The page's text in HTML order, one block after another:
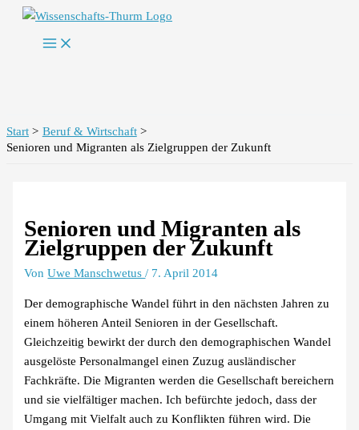
Zum
Start
Beruf & Wirtschaft
Senioren und Migranten als Zielgruppen der Zukunft
Senioren und Migranten als
Zielgruppen der Zukunft
VonUwe Manschwetus/ 7. April 2014
Der demographische Wandel führt in den nächsten Jahren zu
einem höheren Anteil Senioren in der Gesellschaft.
Gleichzeitig bewirkt der durch den demographischen Wandel
ausgelöste Personalmangel einen Zuzug ausländischer
Fachkräfte. Die Migranten werden die Gesellschaft bereichern
und sie vielfältiger machen. Ich befürchte jedoch, dass der
Umgang mit Vielfalt auch zu Konflikten führen wird. Die